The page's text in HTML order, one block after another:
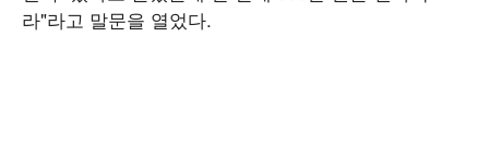
라"라고 말문을 열었다.